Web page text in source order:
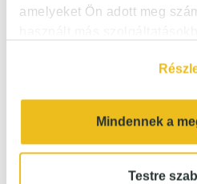
amelyeket Ön adott meg
Mindennek a
Testre